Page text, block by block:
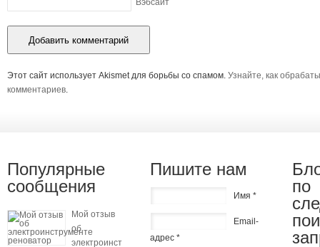
Этот сайт использует Akismet для борьбы со спамом. Узнайте, как
комментариев.
Популярные
сообщения
Мой отзыв
об
электроинструменте
Пишите нам
Имя *
Email-
адрес *
по